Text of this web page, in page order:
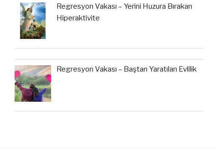
Regresyon Vakası – Yerini Huzura Bırakan
Hiperaktivite
Regresyon Vakası – Baştan Yaratılan Evlilik